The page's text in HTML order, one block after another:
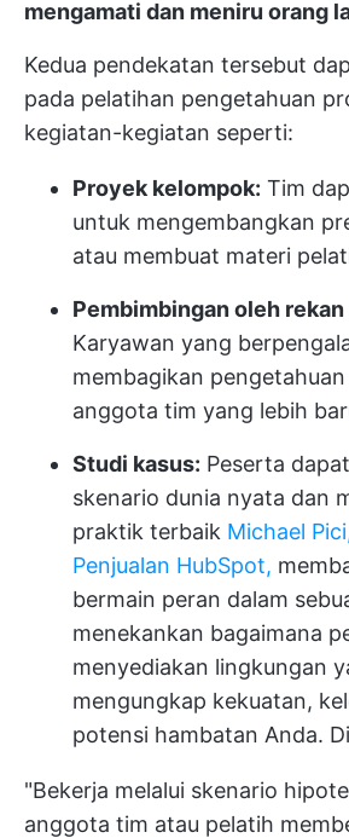
mengamati dan meniru orang
Kedua pendekatan tersebut
pada pelatihan pengetahuan
kegiatan-kegiatan seperti:
Proyek kelompok: Tim
untuk mengembangkan
atau membuat materi
Pembimbingan oleh
Karyawan yang
membagikan
anggota tim yang lebih
Studi kasus: Peserta
skenario dunia nyata dan
praktik terbaik Michael
Penjualan HubSpot,
bermain peran dalam
menekankan bagaimana
menyediakan lingkungan
mengungkap kekuatan,
potensi hambatan Anda.
"Bekerja melalui skenario
anggota tim atau pelatih